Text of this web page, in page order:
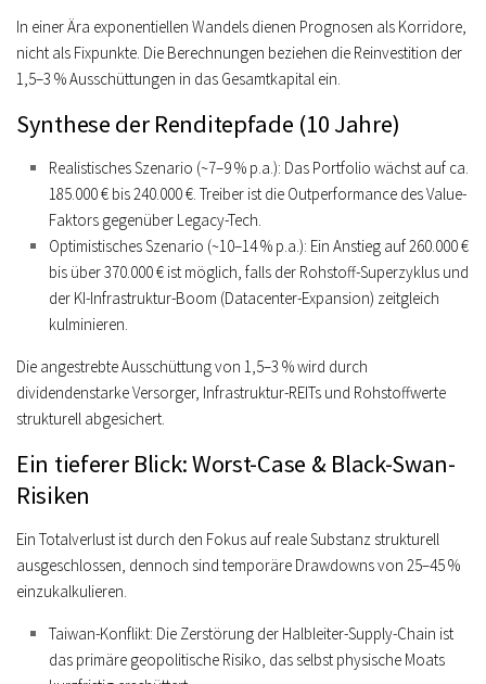
In einer Ära exponentiellen Wandels dienen Prognosen als Korridore,
nicht als Fixpunkte. Die Berechnungen beziehen die Reinvestition der
1,5–3 % Ausschüttungen in das Gesamtkapital ein.
Synthese der Renditepfade (10 Jahre)
Realistisches Szenario (~7–9 % p.a.): Das Portfolio wächst auf ca.
185.000 € bis 240.000 €. Treiber ist die Outperformance des Value-
Faktors gegenüber Legacy-Tech.
Optimistisches Szenario (~10–14 % p.a.): Ein Anstieg auf260.000 €
bis über 370.000 € ist möglich, falls der Rohstoff-Superzyklus und
der KI-Infrastruktur-Boom (Datacenter-Expansion) zeitgleich
kulminieren.
Die angestrebteAusschüttung von 1,5–3 %wird durch
dividendenstarke Versorger, Infrastruktur-REITs und Rohstoffwerte
strukturell abgesichert.
Ein tieferer Blick: Worst-Case & Black-Swan-
Risiken
Ein Totalverlust ist durch den Fokus auf reale Substanz strukturell
ausgeschlossen, dennoch sind temporäre Drawdowns von 25–45 %
einzukalkulieren.
Taiwan-Konflikt: Die Zerstörung der Halbleiter-Supply-Chain ist
das primäre geopolitische Risiko, das selbst physische Moats